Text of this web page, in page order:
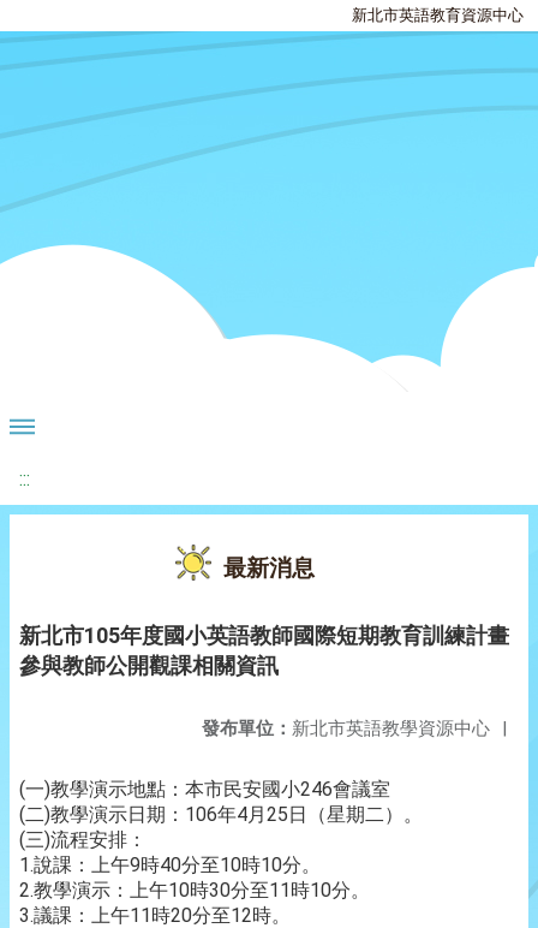
新北市英語教育資源中心
:::
最新消息
新北市105年度國小英語教師國際短期教育訓練計畫
參與教師公開觀課相關資訊
發布單位： 新北市英語教學資源中心 |
(一)教學演示地點：本市民安國小246會議室
(二)教學演示日期：106年4月25日（星期二）。
(三)流程安排：
1.說課：上午9時40分至10時10分。
2.教學演示：上午10時30分至11時10分。
3.議課：上午11時20分至12時。